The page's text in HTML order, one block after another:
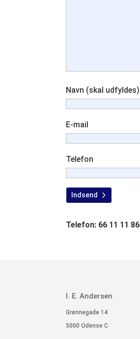
Navn (skal udfyldes)
E-mail
Telefon
Indsend
Telefon: 66 11 11 86
I. E. Andersen
Grønnegade 14
5000 Odense C